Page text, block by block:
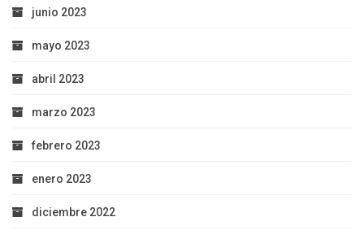
junio 2023
mayo 2023
abril 2023
marzo 2023
febrero 2023
enero 2023
diciembre 2022